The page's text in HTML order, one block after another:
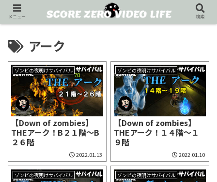
アーク
ゾンビの夜明けサバイバル
【Down of zombies】
THEアーク！B２１階～B
２６階
2022.01.13
ゾンビの夜明けサバイバル
【Down of zombies】
THEアーク！１４階～１
９階
2022.01.10
ゾンビの夜明けサバイバル ゾンビの夜明けサバイバル
メニュー 検索